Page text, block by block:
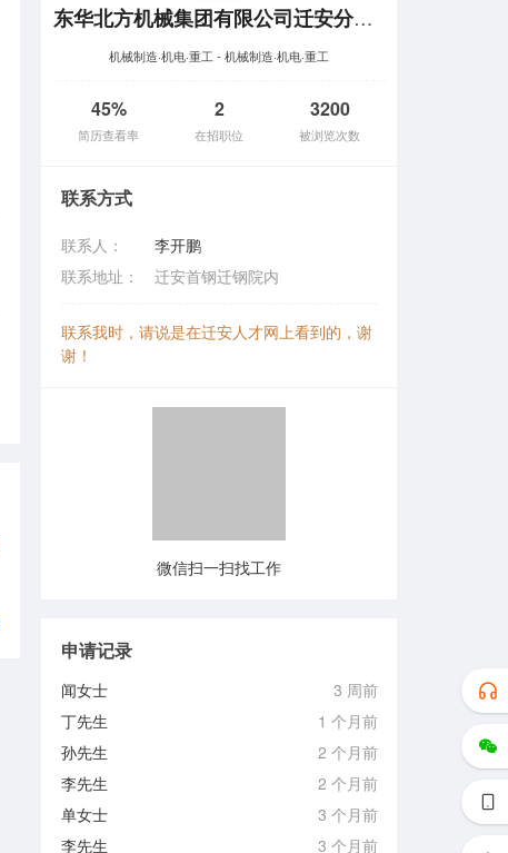
东华北方机械集团有限公司迁安分公司
机械制造·机电·重工 - 机械制造·机电·重工
45%
简历查看率
2
在招职位
3200
被浏览次数
联系方式
联系人：
李开鹏
联系地址：
迁安首钢迁钢院内
联系我时，请说是在迁安人才网上看到的，谢
谢！
微信扫一扫找工作
申请记录
闻女士
3 周前
丁先生
1 个月前
孙先生
2 个月前
李先生
2 个月前
单女士
3 个月前
李先生
3 个月前